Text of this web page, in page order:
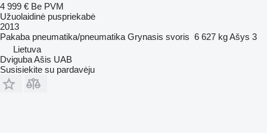
4 999 € Be PVM
Užuolaidinė puspriekabė
2013
Pakaba pneumatika/pneumatika Grynasis svoris 6 627 kgAšys 3
Lietuva
Dviguba Ašis UAB
Susisiekite su pardavėju